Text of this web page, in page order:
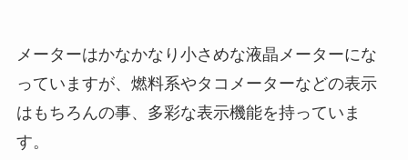
メーターはかなかなり小さめな液晶メーターにな
っていますが、燃料系やタコメーターなどの表示
はもちろんの事、多彩な表示機能を持っていま
す。